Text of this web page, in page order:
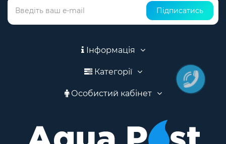
Підписатись
Інформація
Категорії
Особистий кабінет